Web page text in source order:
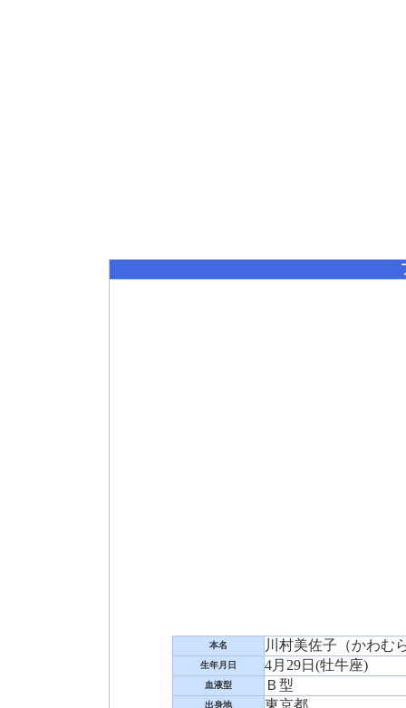
本名 川村美佐子（かわむ
生年月日 4月29日(牡牛座)
血液型 Ｂ型
出身地 東京都